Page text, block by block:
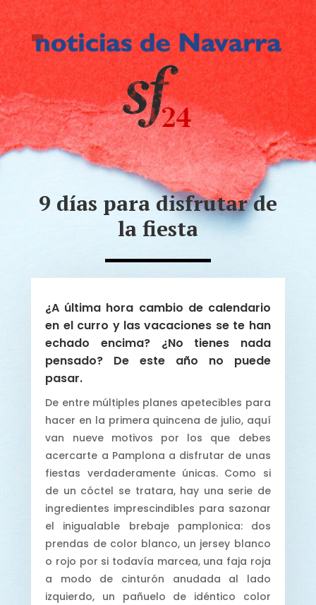
9 días para disfrutar de
la fiesta
¿A última hora cambio de calendario
en el curro y las vacaciones se te han
echado encima? ¿No tienes nada
pensado? De este año no puede
pasar.
De entre múltiples planes apetecibles para
hacer en la primera quincena de julio, aquí
van nueve motivos por los que debes
acercarte a Pamplona a disfrutar de unas
fiestas verdaderamente únicas. Como si
de un cóctel se tratara, hay una serie de
ingredientes imprescindibles para sazonar
el inigualable brebaje pamplonica: dos
prendas de color blanco, un jersey blanco
o rojo por si todavía marcea, una faja roja
a modo de cinturón anudada al lado
izquierdo, un pañuelo de idéntico color